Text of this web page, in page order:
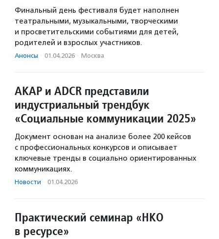
Финальный день фестиваля будет наполнен
театральными, музыкальными, творческими
и просветительскими событиями для детей,
родителей и взрослых участников.
Анонсы · 01.04.2026 · Москва
АКАР и ADCR представили
индустриальный трендбук
«Социальные коммуникации 2025»
Документ основан на анализе более 200 кейсов
с профессиональных конкурсов и описывает
ключевые тренды в социально ориентированных
коммуникациях.
Новости · 01.04.2026
Практический семинар «НКО
в ресурсе»